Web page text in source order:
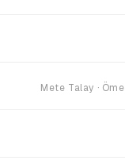
Mete Talay ·